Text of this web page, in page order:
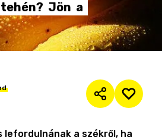
tehén? Jön a
lefordulnának a székről, ha